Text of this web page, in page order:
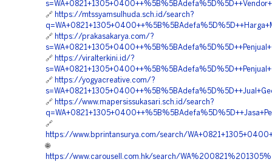
🔗 https://mtssyamsulhuda.sch.id/search?
🔗 https://prakasakarya.com/?
🔗 https://viralterkini.id/?
🔗 https://yogyacreative.com/?
🔗 https://www.mapersissukasari.sch.id/search?
🔗
https://www.bprintansurya.com/search/
🌐
https://www.carousell.com.hk/search/